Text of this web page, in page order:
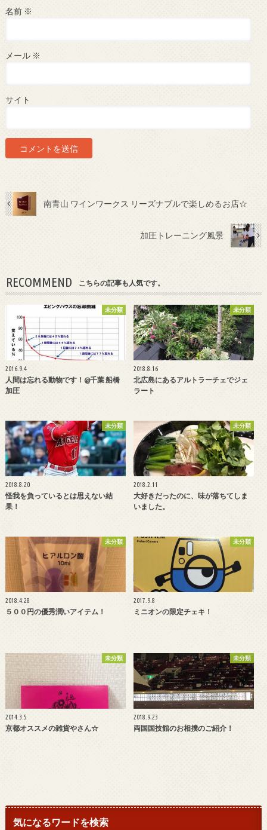
名前 ※
メール ※
サイト
南青山 ワインワークス リーズナブルで楽しめるお店☆
加圧トレーニング風景
RECOMMEND こちらの記事も人気です。
未分類
2016.9.4
人間は忘れる動物です！@千葉 船橋
加圧
未分類
2018.8.16
北広島にあるアルトラーチェでジェ
ラート
未分類
2018.8.20
怪我を負っているとは思えない結
果！
未分類
2018.2.11
大好きだったのに、味が落ちてしま
いました。
未分類
2018.4.28
５００円の優秀潤いアイテム！
未分類
2017.9.8
ミニオンの限定チェキ！
未分類
2014.3.5
京都オススメの雑貨やさん☆
未分類
2018.9.23
両国国技館のお相撲のご紹介！
気になるワードを検索